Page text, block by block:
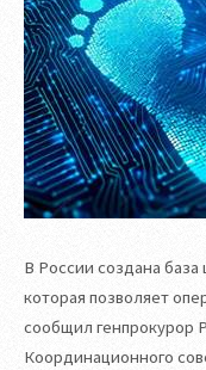
В России создана
которая позволяет
сообщил генпрокурор
Координационного